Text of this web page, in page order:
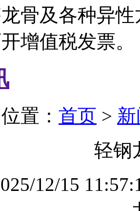
骨及各种异
增值税发票。
置： 首页 >
轻钢
12/15